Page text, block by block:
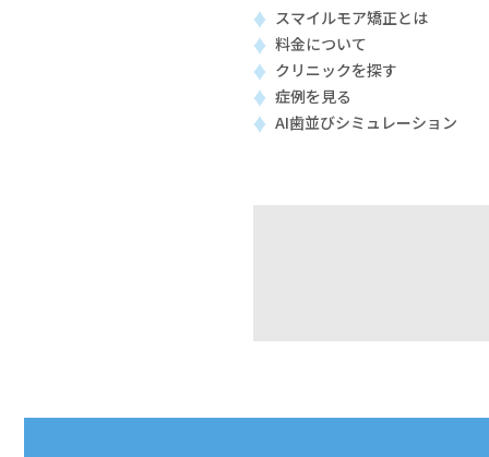
スマイルモア矯正とは
料金について
クリニックを探す
症例を見る
AI歯並びシミュレーション